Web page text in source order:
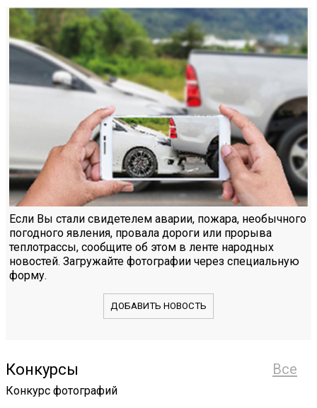
Если Вы стали свидетелем аварии, пожара, необычного
погодного явления, провала дороги или прорыва
теплотрассы, сообщите об этом в ленте народных
новостей. Загружайте фотографии через специальную
форму.
ДОБАВИТЬ НОВОСТЬ
Все
Конкурсы
Конкурс фотографий